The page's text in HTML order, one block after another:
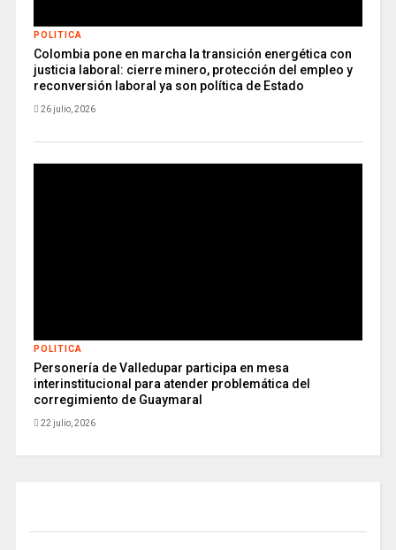
POLITICA
Colombia pone en marcha la transición energética con
justicia laboral: cierre minero, protección del empleo y
reconversión laboral ya son política de Estado
26 julio, 2026
POLITICA
Personería de Valledupar participa en mesa
interinstitucional para atender problemática del
corregimiento de Guaymaral
22 julio, 2026